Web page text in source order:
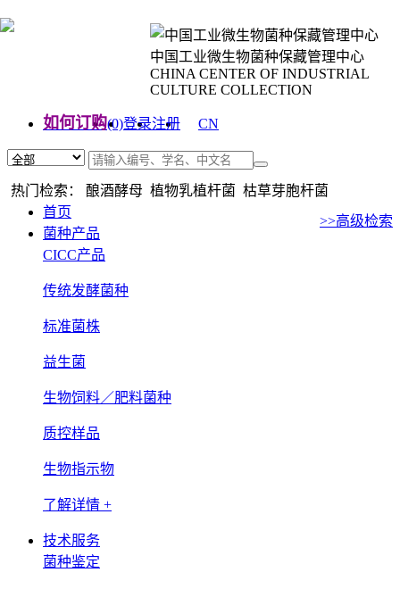
中国工业微生物菌种保藏管理中心
CHINA CENTER OF INDUSTRIAL
CULTURE COLLECTION
如何订购(0)登录注册
CN
热门检索： 酿酒酵母 植物乳植杆菌 枯草芽胞杆菌
>>高级检索
首页
菌种产品
CICC产品
传统发酵菌种
标准菌株
益生菌
生物饲料／肥料菌种
质控样品
生物指示物
了解详情 +
技术服务
菌种鉴定